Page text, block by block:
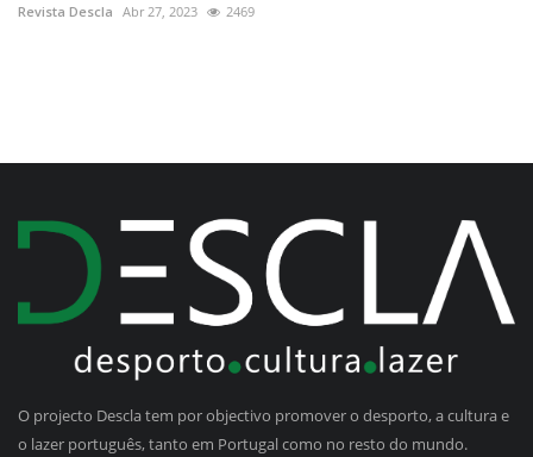
Revista Descla Abr 27, 2023 2469
O projecto Descla tem por objectivo promover o desporto, a cultura e
o lazer português, tanto em Portugal como no resto do mundo.